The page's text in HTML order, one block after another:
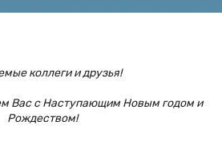
коллеги и друзья!
Вас с Наступающим Новым годом и
Рождеством!